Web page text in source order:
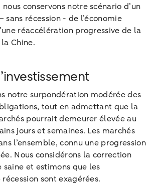
conservons notre scénario d’un
sans récession - de l’économie
réaccélération progressive de la
Chine.
notre surpondération modérée des
tout en admettant que la
pourrait demeurer élevée au
jours et semaines. Les marchés
l’ensemble, connu une progression
Nous considérons la correction
et estimons que les
sont exagérées.